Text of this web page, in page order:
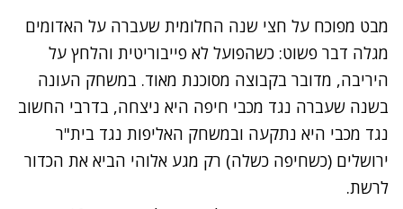
מבט מפוכח על חצי שנה החלומית שעברה על האדומים
מגלה דבר פשוט: כשהפועל לא פייבוריטית והלחץ על
היריבה, מדובר בקבוצה מסוכנת מאוד. במשחק העונה
בשנה שעברה נגד מכבי חיפה היא ניצחה, בדרבי החשוב
נגד מכבי היא נתקעה ובמשחק האליפות נגד בית"ר
ירושלים (כשחיפה כשלה) רק מגע אלוהי הביא את הכדור
לרשת.